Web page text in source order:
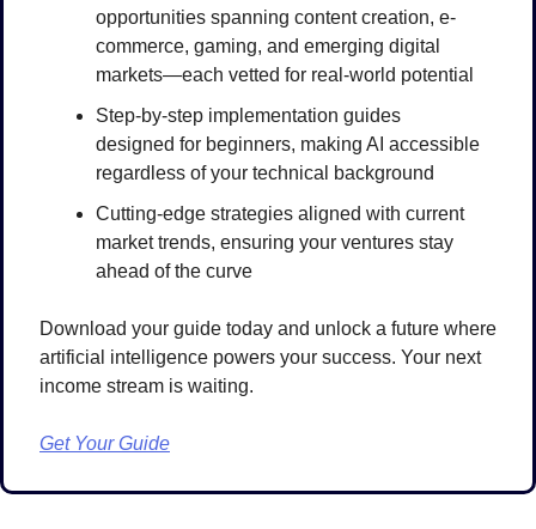
opportunities spanning content creation, e-
commerce, gaming, and emerging digital
markets—each vetted for real-world potential
Step-by-step implementation guides
designed for beginners, making AI accessible
regardless of your technical background
Cutting-edge strategies aligned with current
market trends, ensuring your ventures stay
ahead of the curve
Download your guide today and unlock a future where
artificial intelligence powers your success. Your next
income stream is waiting.
Get Your Guide